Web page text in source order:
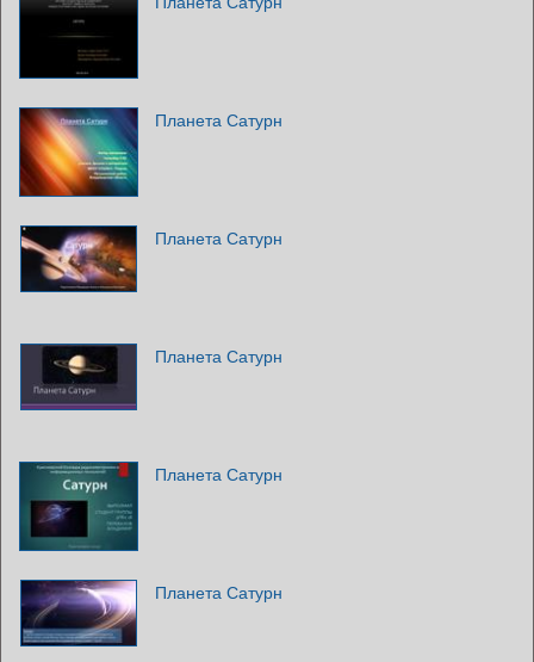
Планета Сатурн
Планета Сатурн
Планета Сатурн
Планета Сатурн
Планета Сатурн